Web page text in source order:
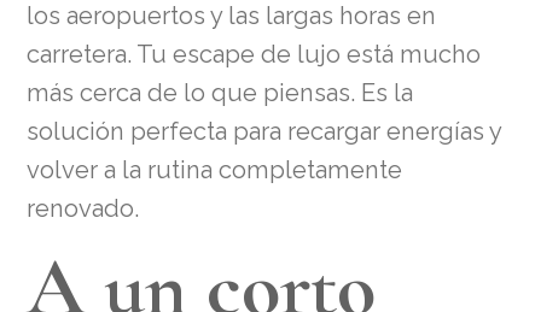
los aeropuertos y las largas horas en
carretera. Tu escape de lujo está mucho
más cerca de lo que piensas. Es la
solución perfecta para recargar energías y
volver a la rutina completamente
renovado.
A un corto